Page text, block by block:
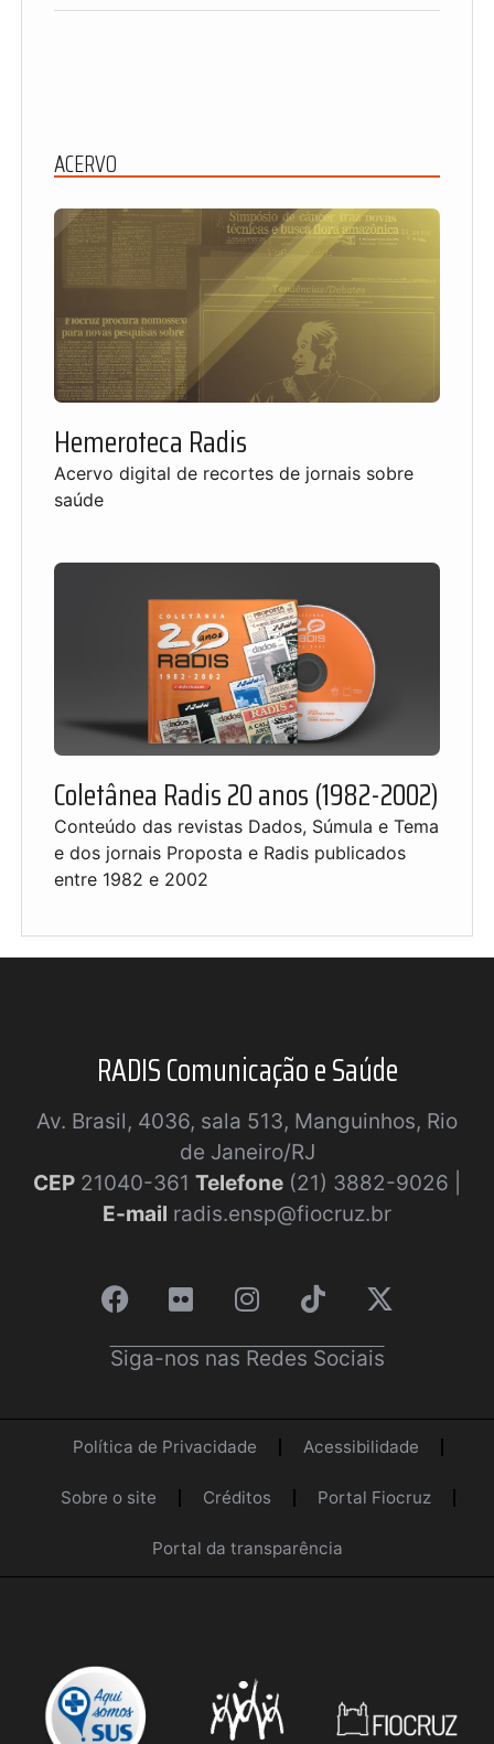
ACERVO
Hemeroteca Radis
Acervo digital de recortes de jornais sobre
saúde
Coletânea Radis 20 anos (1982-2002)
Conteúdo das revistas Dados, Súmula e Tema
e dos jornais Proposta e Radis publicados
entre 1982 e 2002
RADIS Comunicação e Saúde
Av. Brasil, 4036, sala 513, Manguinhos, Rio
de Janeiro/RJ
CEP 21040-361 Telefone (21) 3882-9026 |
E-mail radis.ensp@fiocruz.br
Siga-nos nas Redes Sociais
Política de Privacidade Acessibilidade
Sobre o site Créditos Portal Fiocruz
Portal da transparência